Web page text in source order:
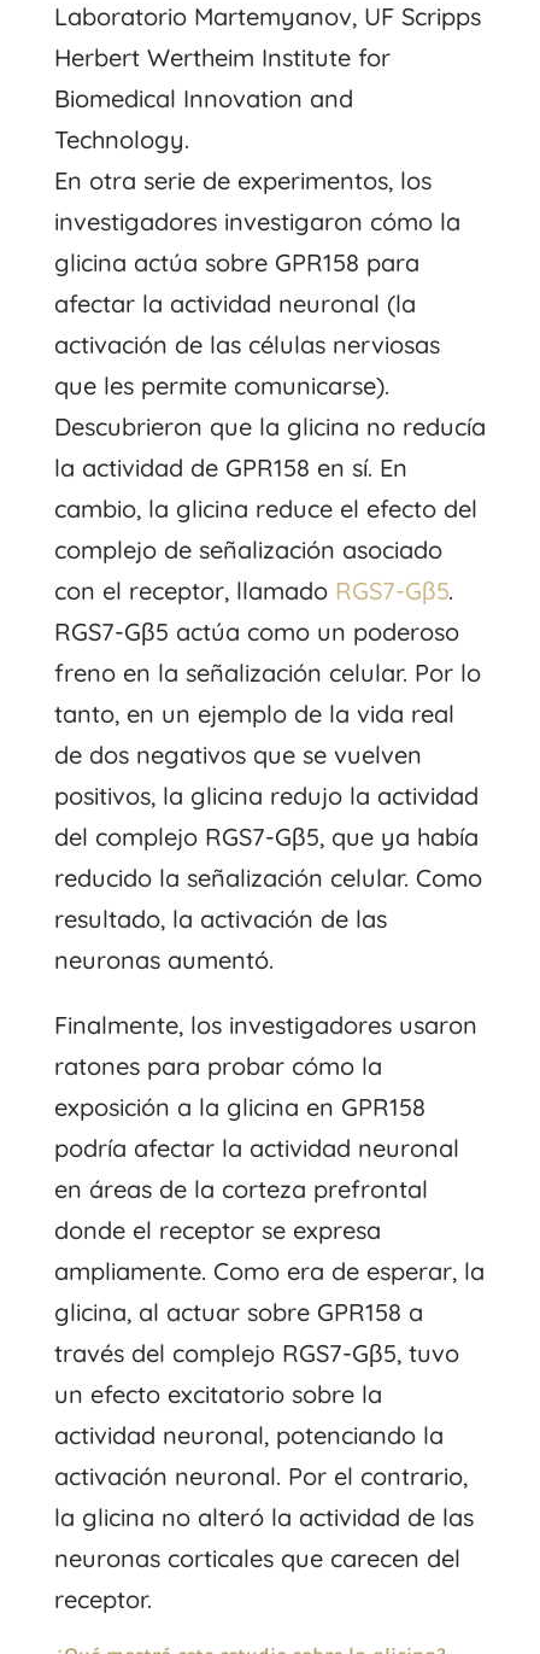
Laboratorio Martemyanov, UF Scripps
Herbert Wertheim Institute for
Biomedical Innovation and
Technology.
En otra serie de experimentos, los
investigadores investigaron cómo la
glicina actúa sobre GPR158 para
afectar la actividad neuronal (la
activación de las células nerviosas
que les permite comunicarse).
Descubrieron que la glicina no reducía
la actividad de GPR158 en sí. En
cambio, la glicina reduce el efecto del
complejo de señalización asociado
con el receptor, llamado RGS7-Gβ5.
RGS7-Gβ5 actúa como un poderoso
freno en la señalización celular. Por lo
tanto, en un ejemplo de la vida real
de dos negativos que se vuelven
positivos, la glicina redujo la actividad
del complejo RGS7-Gβ5, que ya había
reducido la señalización celular. Como
resultado, la activación de las
neuronas aumentó.
Finalmente, los investigadores usaron
ratones para probar cómo la
exposición a la glicina en GPR158
podría afectar la actividad neuronal
en áreas de la corteza prefrontal
donde el receptor se expresa
ampliamente. Como era de esperar, la
glicina, al actuar sobre GPR158 a
través del complejo RGS7-Gβ5, tuvo
un efecto excitatorio sobre la
actividad neuronal, potenciando la
activación neuronal. Por el contrario,
la glicina no alteró la actividad de las
neuronas corticales que carecen del
receptor.